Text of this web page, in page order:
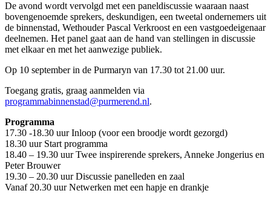
De avond wordt vervolgd met een paneldiscussie waaraan naast
bovengenoemde sprekers, deskundigen, een tweetal ondernemers uit
de binnenstad, Wethouder Pascal Verkroost en een vastgoedeigenaar
deelnemen. Het panel gaat aan de hand van stellingen in discussie
met elkaar en met het aanwezige publiek.
Op 10 september in de Purmaryn van 17.30 tot 21.00 uur.
Toegang gratis, graag aanmelden via
programmabinnenstad@purmerend.nl.
Programma
17.30 -18.30 uur Inloop (voor een broodje wordt gezorgd)
18.30 uur Start programma
18.40 – 19.30 uur Twee inspirerende sprekers, Anneke Jongerius en
Peter Brouwer
19.30 – 20.30 uur Discussie panelleden en zaal
Vanaf 20.30 uur Netwerken met een hapje en drankje